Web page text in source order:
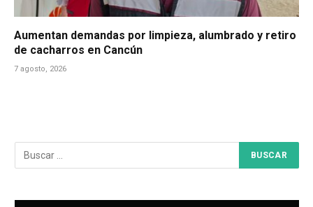
Aumentan demandas por limpieza, alumbrado y retiro
de cacharros en Cancún
7 agosto, 2026